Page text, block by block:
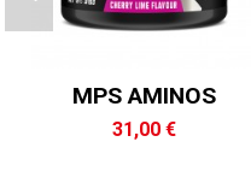
MPS AMINOS
31,00 €